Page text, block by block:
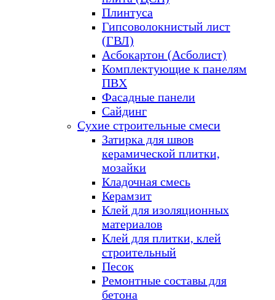
Плинтуса
Гипсоволокнистый лист
(ГВЛ)
Асбокартон (Асболист)
Комплектующие к панелям
ПВХ
Фасадные панели
Сайдинг
Сухие строительные смеси
Затирка для швов
керамической плитки,
мозайки
Кладочная смесь
Керамзит
Клей для изоляционных
материалов
Клей для плитки, клей
строительный
Песок
Ремонтные составы для
бетона